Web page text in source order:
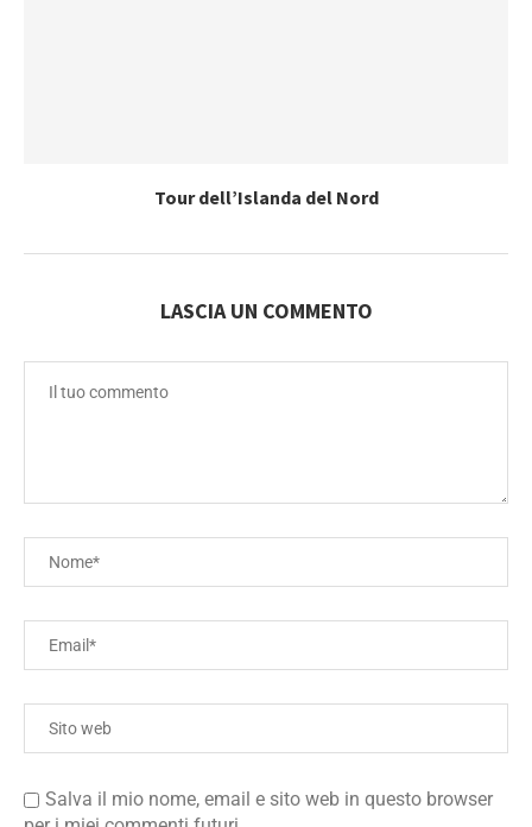
Tour dell’Islanda del Nord
LASCIA UN COMMENTO
Salva il mio nome, email e sito web in questo browser